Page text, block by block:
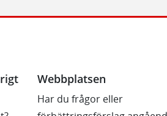
Webbplatsen
Har du frågor eller